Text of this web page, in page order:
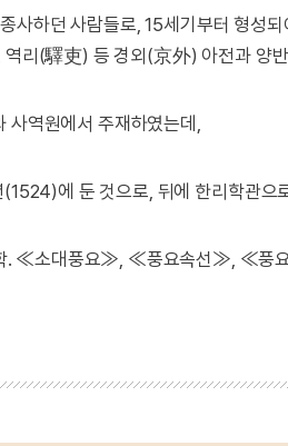
사하던 사람들로, 15세기부터 형성
역리(驛吏) 등 경외(京外) 아전과 양
역원에서 주재하였는데,
에 둔 것으로, 뒤에 한리학관으
학. ≪소대풍요≫, ≪풍요속선≫, ≪풍